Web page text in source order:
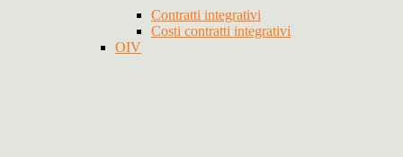
Contratti integrativi
Costi contratti integrativi
OIV